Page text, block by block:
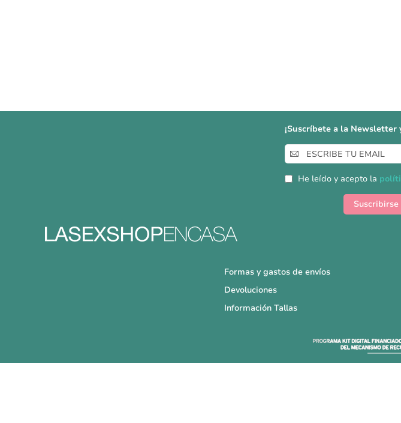
¡Suscríbete a la
Inscríbase
a
nuestro
boletín
He leído y acepto la
Suscribirse
Formas y gastos de envíos
Devoluciones
Información Tallas